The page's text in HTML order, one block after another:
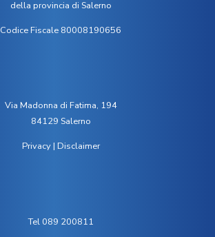
della provincia di Salerno
Codice Fiscale 80008190656
Via Madonna di Fatima, 194
84129 Salerno
Privacy| Disclaimer
Tel 089 200811